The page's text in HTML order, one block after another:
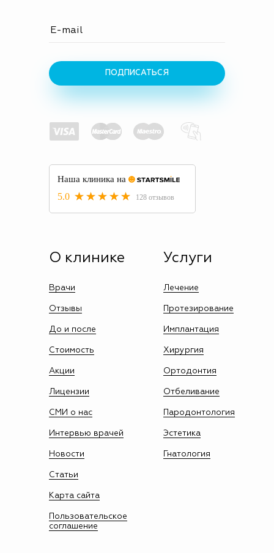
ПОДПИСАТЬСЯ
О клинике
Врачи
Отзывы
До и после
Стоимость
Акции
Лицензии
СМИ о нас
Интервью врачей
Новости
Статьи
Карта сайта
Пользовательское
соглашение
Услуги
Лечение
Протезирование
Имплантация
Хирургия
Ортодонтия
Отбеливание
Пародонтология
Эстетика
Гнатология